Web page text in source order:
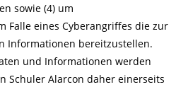
sowie (4) um
Falle eines Cyberangriffes die zur
Informationen bereitzustellen.
und Informationen werden
Schuler Alarcon daher einerseits